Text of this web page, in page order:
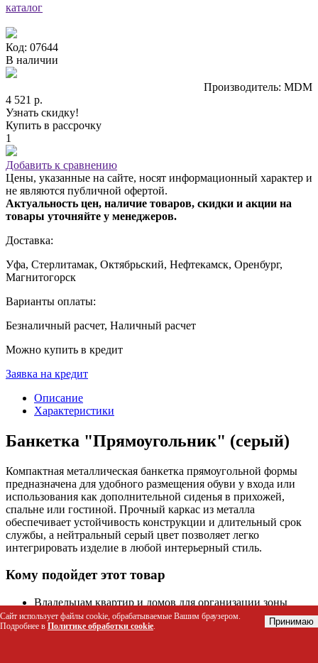
каталог
Код: 07644
В наличии
Производитель: MDM
4 521 р.
Узнать скидку!
Купить в рассрочку
1
Добавить к сравнению
Цены, указанные на сайте, носят информационный характер и
не являются публичной офертой.
Актуальность цен, наличие товаров, скидки и акции на
товары уточняйте у менеджеров.
Доставка:
Уфа, Стерлитамак, Октябрьский, Нефтекамск, Оренбург,
Магнитогорск
Варианты оплаты:
Безналичный расчет, Наличный расчет
Можно купить в кредит
Заявка на кредит
Описание
Характеристики
Банкетка "Прямоугольник" (серый)
Компактная металлическая банкетка прямоугольной формы
предназначена для удобного размещения обуви у входа или
использования как дополнительной сиденья в прихожей,
спальне или гостиной. Прочный каркас из металла
обеспечивает устойчивость конструкции и длительный срок
службы, а нейтральный серый цвет позволяет легко
интегрировать изделие в любой интерьерный стиль.
Кому подойдет этот товар
Владельцам квартир и домов для организации зоны
хранения обуви у входной двери
Дизайнерам интерьеров, подбирающим лаконичные
Сайт использует файлы cookie, обрабатываемые Вашим браузером.
Подробнее в Политике обработки cookie. Принимаю